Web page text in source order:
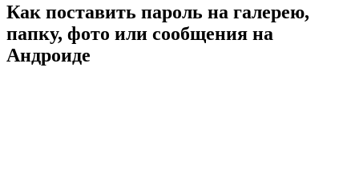
Как поставить пароль на галерею,
папку, фото или сообщения на
Андроиде